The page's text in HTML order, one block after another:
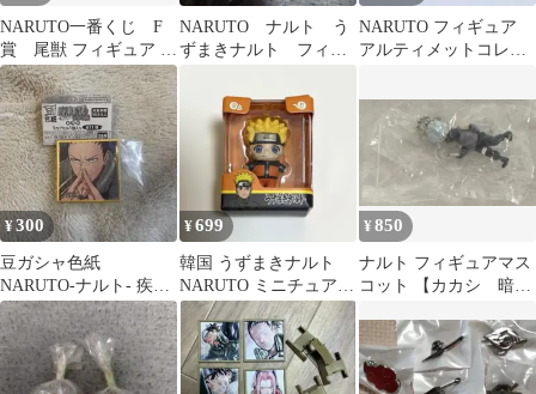
NARUTO一番くじ F
賞 尾獣 フィギュア 九
喇嘛
NARUTO ナルト う
ずまきナルト フィギ
ュア ③
NARUTO フィギュア
アルティメットコレク
¥300
豆ガシャ色紙
NARUTO-ナルト- 疾風
伝 第四弾 シカマル
¥699
韓国 うずまきナルト
NARUTO ミニチュアガ
チャ ガチャガチャ
¥850
ナルト フィギュアマス
コット 【カカシ 暗